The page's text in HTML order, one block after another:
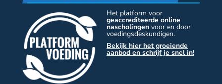
Het platform voor
geaccrediteerde online
nascholingen voor en door
voedingsdeskundigen.
Bekijk hier het groeiende
aanbod en schrijf je snel in!